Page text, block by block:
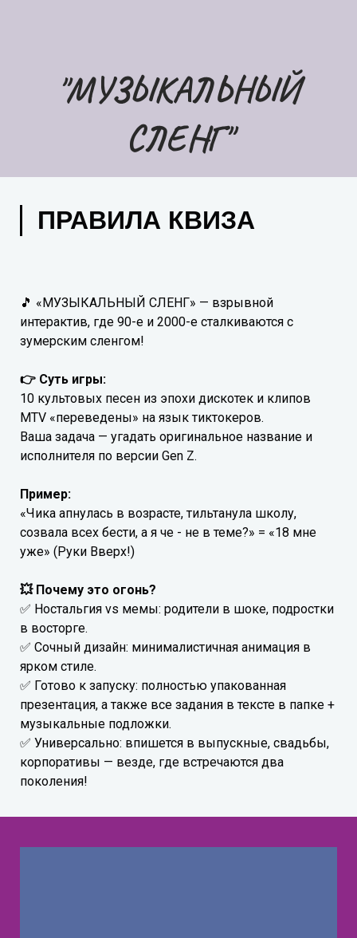
"МУЗЫКАЛЬНЫЙ
СЛЕНГ"
ПРАВИЛА КВИЗА
🎵 «МУЗЫКАЛЬНЫЙ СЛЕНГ» — взрывной
интерактив, где 90-е и 2000-е сталкиваются с
зумерским сленгом!
👉 Суть игры:
10 культовых песен из эпохи дискотек и клипов
MTV «переведены» на язык тиктокеров.
Ваша задача — угадать оригинальное название и
исполнителя по версии Gen Z.
Пример:
«Чика апнулась в возрасте, тильтанула школу,
созвала всех бести, а я че - не в теме?» = «18 мне
уже» (Руки Вверх!)
💥 Почему это огонь?
✅ Ностальгия vs мемы: родители в шоке, подростки
в восторге.
✅ Сочный дизайн: минималистичная анимация в
ярком стиле.
✅ Готово к запуску: полностью упакованная
презентация, а также все задания в тексте в папке +
музыкальные подложки.
✅ Универсально: впишется в выпускные, свадьбы,
корпоративы — везде, где встречаются два
поколения!